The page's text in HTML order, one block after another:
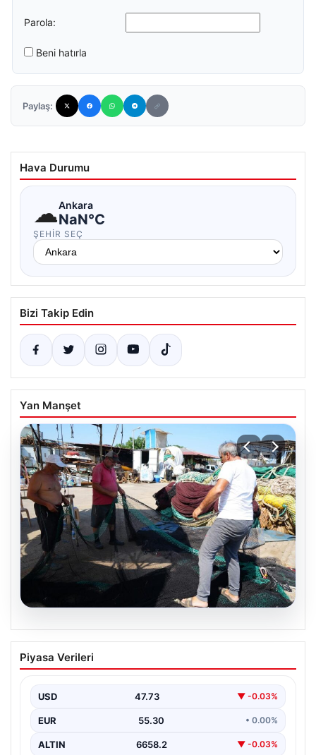
Parola:
Beni hatırla
Paylaş:
Hava Durumu
☁Ankara
NaN°C
ŞEHIR SEÇ
Bizi Takip Edin
Yan Manşet
Yeni sezon 1 Eylül’de başlıyor. “4 aydır
hazırlanıyoruz, işaretler iyi”
Piyasa Verileri
USD 47.73 ▼ -0.03%
EUR 55.30 • 0.00%
ALTIN 6658.2 ▼ -0.03%